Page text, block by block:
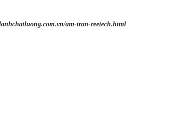
am-tran-reetech.html